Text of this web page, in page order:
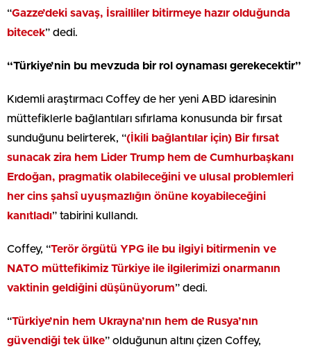
“Gazze’deki savaş, İsrailliler bitirmeye hazır olduğunda
bitecek” dedi.
“Türkiye’nin bu mevzuda bir rol oynaması gerekecektir”
Kıdemli araştırmacı Coffey de her yeni ABD idaresinin
müttefiklerle bağlantıları sıfırlama konusunda bir fırsat
sunduğunu belirterek, “(İkili bağlantılar için) Bir fırsat
sunacak zira hem Lider Trump hem de Cumhurbaşkanı
Erdoğan, pragmatik olabileceğini ve ulusal problemleri
her cins şahsî uyuşmazlığın önüne koyabileceğini
kanıtladı” tabirini kullandı.
Coffey, “Terör örgütü YPG ile bu ilgiyi bitirmenin ve
NATO müttefikimiz Türkiye ile ilgilerimizi onarmanın
vaktinin geldiğini düşünüyorum” dedi.
“Türkiye’nin hem Ukrayna’nın hem de Rusya’nın
güvendiği tek ülke” olduğunun altını çizen Coffey,